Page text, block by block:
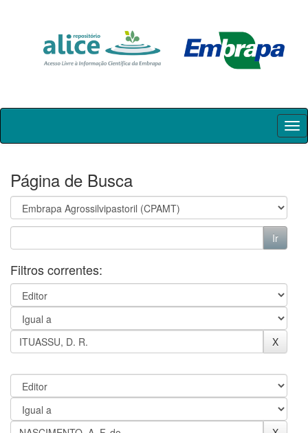
Skip
Página de Busca
Filtros correntes: